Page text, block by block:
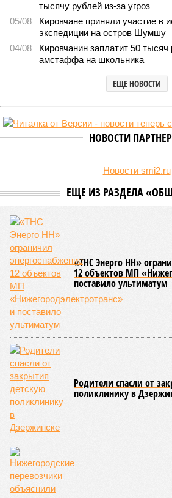
тысячу рублей из-за угроз
05/08
Кировчане приняли участие в
экспедиции на остров Шумшу
04/08
Кировчанин заплатит 50
амстаффа на школьника
ЕЩЕ НОВОСТИ
НОВОСТИ
Новости smi2.ru
ЕЩЕ ИЗ РАЗДЕЛА
«ТНС Энерго НН»
12 объектов МП
поставило ультиматум
Родители спасли от
поликлинику в